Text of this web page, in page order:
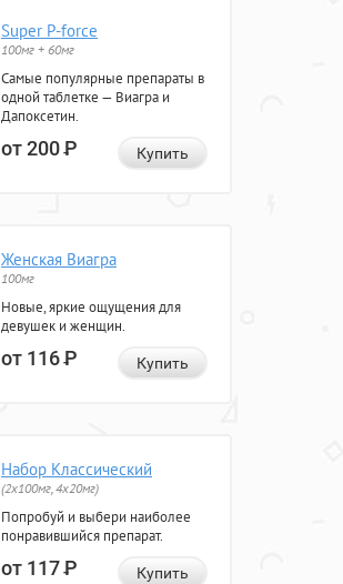
Super P-force
100мг + 60мг
Самые популярные препараты в
одной таблетке — Виагра и
Дапоксетин.
от 200Р Купить
Женская Виагра
100мг
Новые, яркие ощущения для
девушек и женщин.
от 116Р Купить
Набор Классический
(2x100мг, 4x20мг)
Попробуй и выбери наиболее
понравившийся препарат.
от 117Р Купить